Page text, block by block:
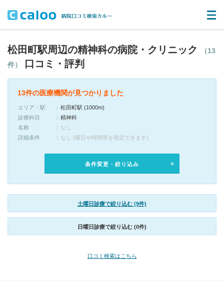
松田町駅周辺の精神科の病院・クリニック
（13
件）
口コミ・評判
13件の医療機関が見つかりました
エリア・駅
松田町駅 (1000m)
診療科目
精神科
名称
なし
詳細条件
なし (曜日や時間帯を指定できます)
条件変更・絞り込み
土曜日診療で絞り込む (9件)
日曜日診療で絞り込む (0件)
口コミ検索はこちら